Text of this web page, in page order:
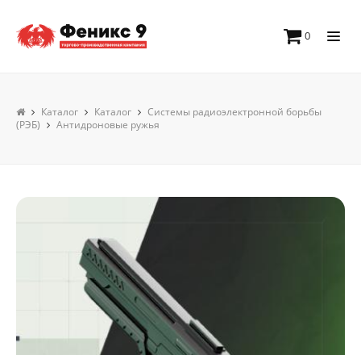
0
Каталог Каталог
Системы радиоэлектронной борьбы
(РЭБ)
Антидроновые ружья